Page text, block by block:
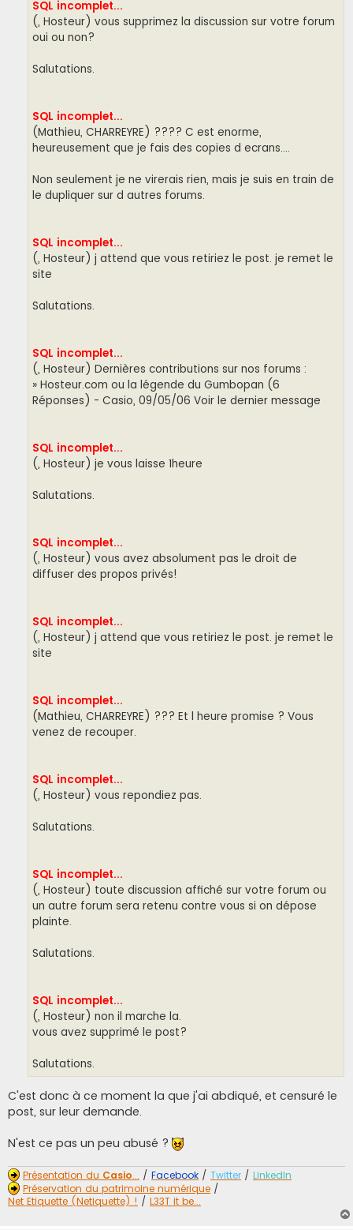
SQL incomplet...
(, Hosteur) vous supprimez la discussion sur votre forum
oui ou non?
Salutations.
SQL incomplet...
(Mathieu, CHARREYRE) ???? C est enorme,
heureusement que je fais des copies d ecrans....
Non seulement je ne virerais rien, mais je suis en train de
le dupliquer sur d autres forums.
SQL incomplet...
(, Hosteur) j attend que vous retiriez le post. je remet le
site
Salutations.
SQL incomplet...
(, Hosteur) Dernières contributions sur nos forums :
» Hosteur.com ou la légende du Gumbopan (6
Réponses) - Casio, 09/05/06 Voir le dernier message
SQL incomplet...
(, Hosteur) je vous laisse 1heure
Salutations.
SQL incomplet...
(, Hosteur) vous avez absolument pas le droit de
diffuser des propos privés!
SQL incomplet...
(, Hosteur) j attend que vous retiriez le post. je remet le
site
SQL incomplet...
(Mathieu, CHARREYRE) ??? Et l heure promise ? Vous
venez de recouper.
SQL incomplet...
(, Hosteur) vous repondiez pas.
Salutations.
SQL incomplet...
(, Hosteur) toute discussion affiché sur votre forum ou
un autre forum sera retenu contre vous si on dépose
plainte.
Salutations.
SQL incomplet...
(, Hosteur) non il marche la.
vous avez supprimé le post?
Salutations.
C'est donc à ce moment la que j'ai abdiqué, et censuré le
post, sur leur demande.
N'est ce pas un peu abusé ?
Présentation du Casio... / Facebook / Twitter / LinkedIn
Préservation du patrimoine numérique /
Net Etiquette (Netiquette) ! / L33T it be...